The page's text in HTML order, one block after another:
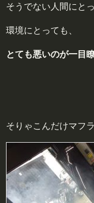
そうでない人間にとっ
環境にとっても、
とても悪いのが一目
そりゃこんだけマフ